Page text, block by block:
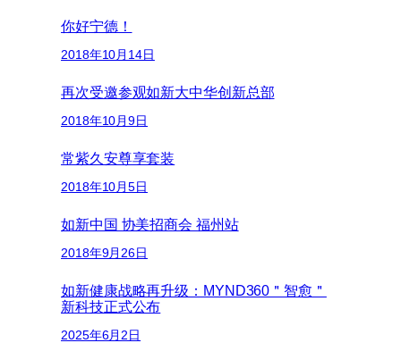
你好宁德！
2018年10月14日
再次受邀参观如新大中华创新总部
2018年10月9日
常紫久安尊享套装
2018年10月5日
如新中国 协美招商会 福州站
2018年9月26日
如新健康战略再升级：MYND360＂智愈＂
新科技正式公布
2025年6月2日